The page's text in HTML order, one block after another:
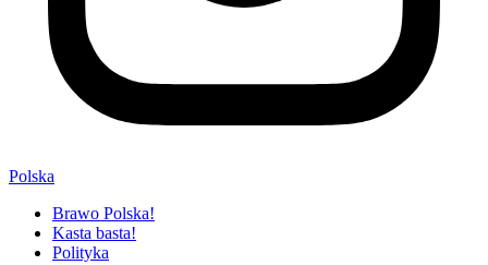
Polska
Brawo Polska!
Kasta basta!
Polityka